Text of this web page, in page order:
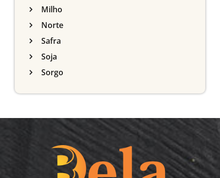
Milho
Norte
Safra
Soja
Sorgo